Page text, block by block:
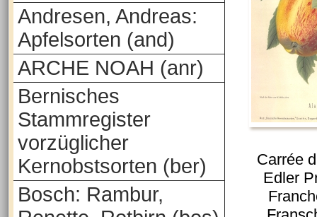
Andresen, Andreas:
Apfelsorten (and)
ARCHE NOAH (anr)
Bernisches
Stammregister
vorzüglicher
Kernobstsorten (ber)
Bosch: Rambur,
Carrée
Edler